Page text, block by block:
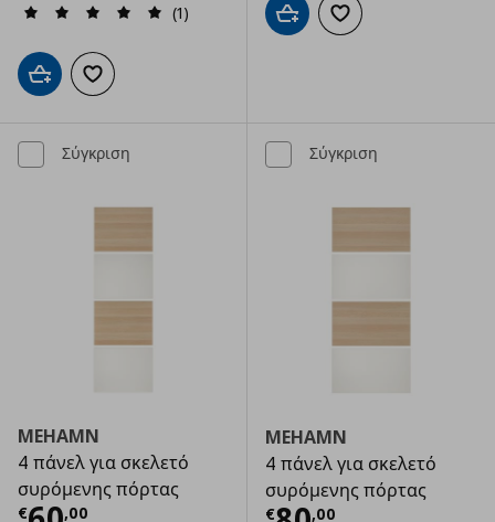
(1)
Προσθήκη στο καλάθι
Προσθήκη στα αγαπημένα
Προσθήκη στο καλάθι
Προσθήκη στα
Σύγκριση
MEHAMN
4 πάνελ για σκελετό
συρόμενης πόρτας
€ ,00
Σύγκριση
MEHAMN
4 πάνελ για σκελετό
συρόμενης πόρτας
€ ,00